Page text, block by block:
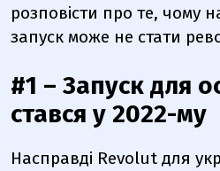
розповісти про те, чому
запуск може не стати
#1 – Запуск для
стався у 2022-му
Насправді Revolut для